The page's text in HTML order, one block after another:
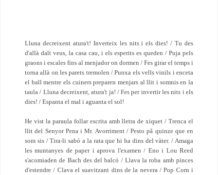
Lluna decreixent atura't! Inverteix les nits i els dies! / Tu des
d'allà dalt veus, la casa cau, i els esperits es queden / Puja pels
graons i escales fins al menjador on dormen / Fes girar el temps i
torna allà on les parets tremolen / Punxa els vells vinils i enceta
el ball mentre els cuiners preparen menjars al llit i somnis en la
taula / Lluna decreixent, atura't ja! / Fes per invertir les nits i els
dies! / Espanta el mal i aguanta el sol!
He vist la paraula follar escrita amb lletra de xiquet / Trenca el
llit del Senyor Pena i Mr. Avorriment / Pesto pâ quinze que en
som sis / Tira-li sabó a la rata que hi ha dins del vàter. / Amaga
les muntanyes de paper i aprova l'examen / Eno i Lou Reed
s'acomiaden de Bach des del balcó / Llava la roba amb pinces
d'estendre / Clava el suavitzant dins de la nevera / Pop Corn i